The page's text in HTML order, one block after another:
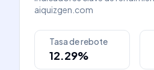
aiquizgen.com
Tasa de rebote
12.29%